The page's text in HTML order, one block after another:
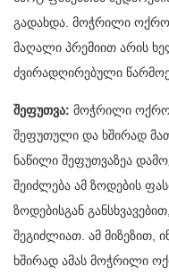
გადახდა. მოჭრილი
მაღალი პრემიით არის
ძვირადღირებული
შეფუთვა: მოჭრილი
შეფუთული და ხშირად
ნაწილი შეფუთვაზეა
შეიძლება ამ ზოდების
ზოდებისგან
შეგიძლიათ. ამ მიზეზით,
ხშირად ამას მოჭრილი